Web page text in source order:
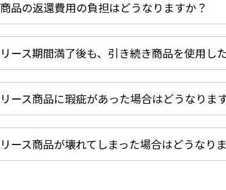
商品の返還費用の負担はどうなりますか？
リース期間満了後も、引き続き商品を使用し
リース商品に瑕疵があった場合はどうなりま
リース商品が壊れてしまった場合はどうなり